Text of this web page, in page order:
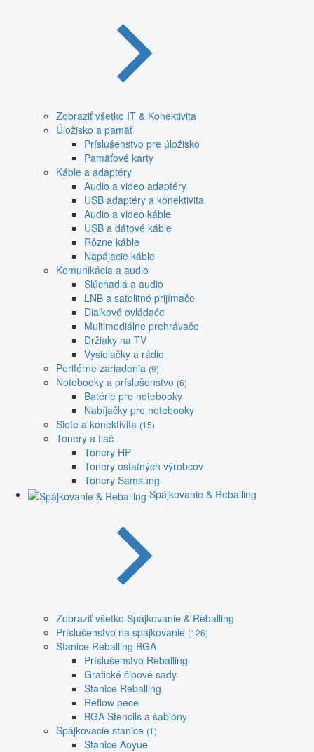
Zobraziť všetko IT & Konektivita
Úložisko a pamäť
Príslušenstvo pre úložisko
Pamäťové karty
Káble a adaptéry
Audio a video adaptéry
USB adaptéry a konektivita
Audio a video káble
USB a dátové káble
Rôzne káble
Napájacie káble
Komunikácia a audio
Slúchadlá a audio
LNB a satelitné prijímače
Diaľkové ovládače
Multimediálne prehrávače
Držiaky na TV
Vysielačky a rádio
Periférne zariadenia (9)
Notebooky a príslušenstvo (6)
Batérie pre notebooky
Nabíjačky pre notebooky
Siete a konektivita (15)
Tonery a tlač
Tonery HP
Tonery ostatných výrobcov
Tonery Samsung
Spájkovanie & Reballing
Zobraziť všetko Spájkovanie & Reballing
Príslušenstvo na spájkovanie (126)
Stanice Reballing BGA
Príslušenstvo Reballing
Grafické čipové sady
Stanice Reballing
Reflow pece
BGA Stencils a šablóny
Spájkovacie stanice (1)
Stanice Aoyue